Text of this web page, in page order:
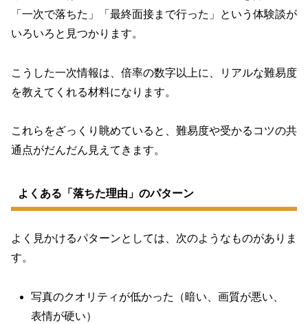
「一次で落ちた」「最終面接まで行った」という体験談が
いろいろと見つかります。
こうした一次情報は、倍率の数字以上に、リアルな難易度
を教えてくれる材料になります。
これらをざっくり眺めていると、難易度や受かるコツの共
通点がだんだん見えてきます。
よくある「落ちた理由」のパターン
よく見かけるパターンとしては、次のようなものがありま
す。
写真のクオリティが低かった（暗い、画質が悪い、
表情が硬い）